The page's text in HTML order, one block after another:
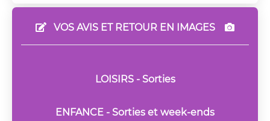
 VOS AVIS ET RETOUR EN IMAGES 
LOISIRS - Sorties
ENFANCE - Sorties et week-ends